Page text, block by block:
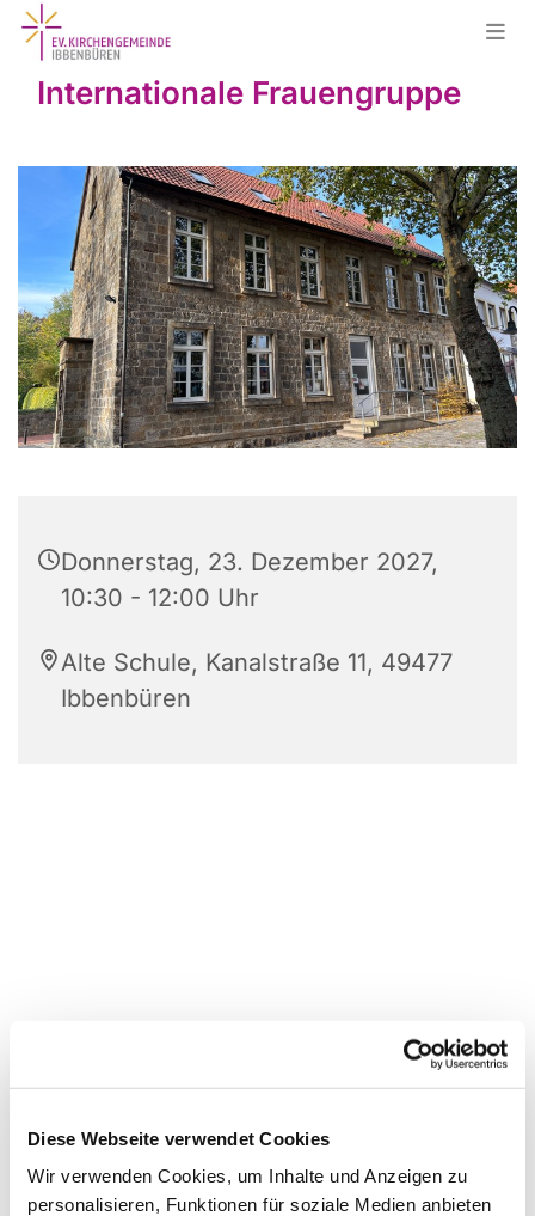
Diese Webseite verwendet Cookies
Wir verwenden Cookies, um Inhalte und Anzeigen zu
personalisieren, Funktionen für soziale Medien anbieten
Internationale Frauengruppe
Donnerstag, 23. Dezember 2027,
10:30 - 12:00 Uhr
Alte Schule, Kanalstraße 11, 49477
Ibbenbüren